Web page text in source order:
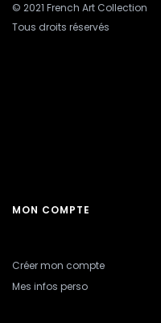
© 2021 French Art Collection
Tous droits réservés
MON COMPTE
Créer mon compte
Mes infos perso